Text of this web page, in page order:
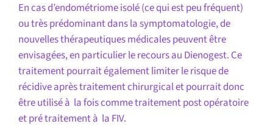
En cas d’endométriome isolé (ce qui est peu fréquent)
ou très prédominant dans la symptomatologie, de
nouvelles thérapeutiques médicales peuvent être
envisagées, en particulier le recours au Dienogest. Ce
traitement pourrait également limiter le risque de
récidive après traitement chirurgical et pourrait donc
être utilisé à la fois comme traitement post opératoire
et pré traitement à la FIV.